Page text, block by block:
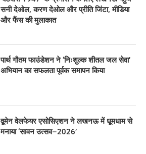
सनी देओल, करण देओल और प्रीति जिंटा, मीडिया
और फैंस की मुलाकात
पार्थ गौतम फाउंडेशन ने ‘निःशुल्क शीतल जल सेवा’
अभियान का सफलता पूर्वक समापन किया
वूमेन वेलफेयर एसोसिएशन ने लखनऊ में धूमधाम से
मनाया ‘सावन उत्सव–2026’